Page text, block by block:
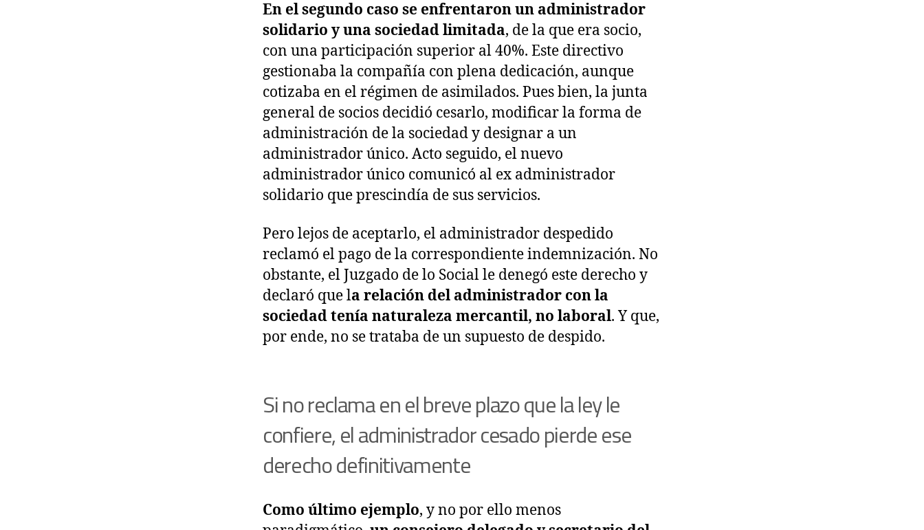
En el segundo caso se enfrentaron un administrador
solidario y una sociedad limitada, de la que era socio,
con una participación superior al 40%. Este directivo
gestionaba la compañía con plena dedicación, aunque
cotizaba en el régimen de asimilados. Pues bien, la junta
general de socios decidió cesarlo, modificar la forma de
administración de la sociedad y designar a un
administrador único. Acto seguido, el nuevo
administrador único comunicó al ex administrador
solidario que prescindía de sus servicios.
Pero lejos de aceptarlo, el administrador despedido
reclamó el pago de la correspondiente indemnización. No
obstante, el Juzgado de lo Social le denegó este derecho y
declaró que la relación del administrador con la
sociedad tenía naturaleza mercantil, no laboral. Y que,
por ende, no se trataba de un supuesto de despido.
Si no reclama en el breve plazo que la ley le
confiere, el administrador cesado pierde ese
derecho definitivamente
Como último ejemplo, y no por ello menos